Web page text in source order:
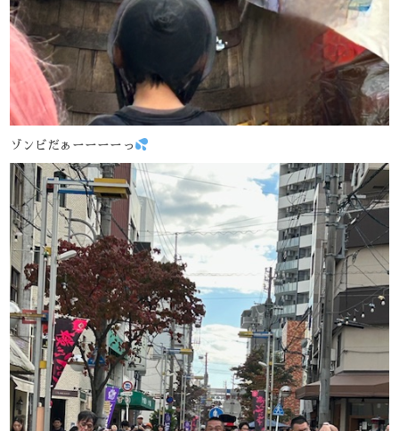
ゾンビだぁーーーーっ